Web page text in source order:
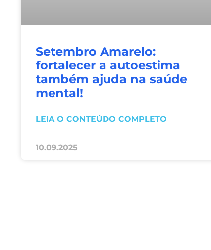
Setembro Amarelo:
fortalecer a autoestima
também ajuda na saúde
mental!
LEIA O CONTEÚDO COMPLETO
10.09.2025